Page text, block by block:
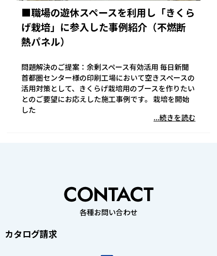
■職場の遊休スペースを利用し「きくら
げ栽培」に参入した事例紹介（不燃断
熱パネル）
問題解決のご提案：余剰スペース有効活用 毎日新聞
首都圏センター様の印刷工場において空きスペースの
活用対策として、きくらげ栽培用のブースを作りたい
とのご要望にお応えした施工事例です。 栽培を開始
した
...続きを読む
各種お問い合わせ
カタログ請求